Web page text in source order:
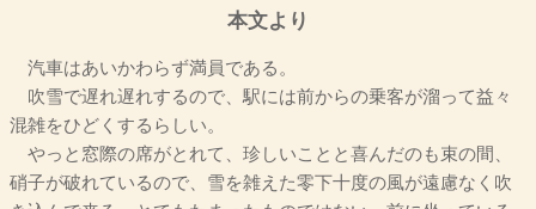
本文より
汽車はあいかわらず満員である。
吹雪で遅れ遅れするので、駅には前からの乗客が溜って益々
混雑をひどくするらしい。
やっと窓際の席がとれて、珍しいことと喜んだのも束の間、
硝子が破れているので、雪を雑えた零下十度の風が遠慮なく吹